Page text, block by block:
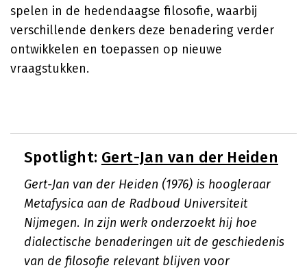
spelen in de hedendaagse filosofie, waarbij
verschillende denkers deze benadering verder
ontwikkelen en toepassen op nieuwe
vraagstukken.
Spotlight: Gert-Jan van der Heiden
Gert-Jan van der Heiden (1976) is hoogleraar
Metafysica aan de Radboud Universiteit
Nijmegen. In zijn werk onderzoekt hij hoe
dialectische benaderingen uit de geschiedenis
van de filosofie relevant blijven voor